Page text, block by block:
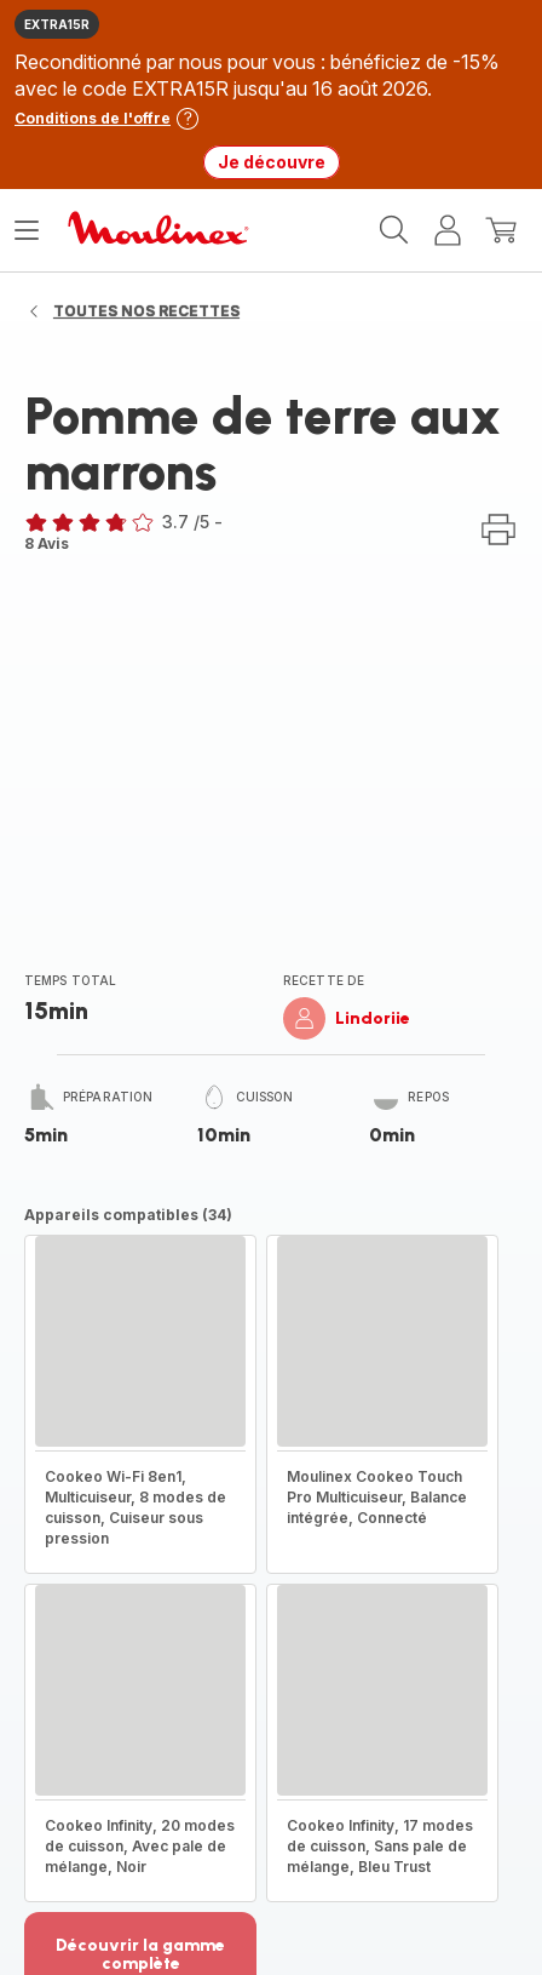
EXTRA15R
Reconditionné par nous pour vous : bénéficiez de -15%
avec le code EXTRA15R jusqu'au 16 août 2026.
Conditions de l'offre
Je découvre
MonMon
Ouvrir
TOUTES NOS RECETTES
Pomme de terre aux
marrons
ratings.3.7
3.7 /5 -
8 Avis
TEMPS TOTAL
15min
RECETTE DE
Lindoriie
PRÉPARATION
5min
CUISSON
10min
REPOS
0min
Appareils compatibles (34)
Cookeo Wi-Fi 8en1,
Multicuiseur, 8 modes de
cuisson, Cuiseur sous
pression
Moulinex Cookeo Touch
Pro Multicuiseur, Balance
intégrée, Connecté
Cookeo Infinity, 20 modes
de cuisson, Avec pale de
mélange, Noir
Cookeo Infinity, 17 modes
de cuisson, Sans pale de
mélange, Bleu Trust
Découvrir la gamme
complète